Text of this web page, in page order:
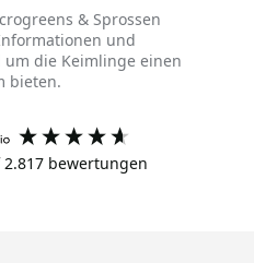
& Sprossen
und
die Keimlinge einen
bieten.
2.817bewertungen